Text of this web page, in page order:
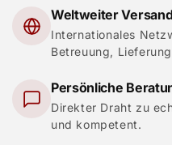
Weltweiter
Internationales
Betreuung,
Persönliche
Direkter Draht zu
und kompetent.